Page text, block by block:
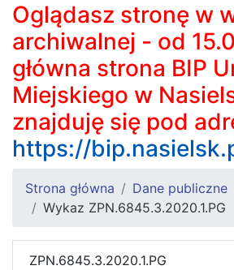
Oglądasz stronę w
archiwalnej - od
główna strona BIP
Miejskiego w
znajduję się pod
https://
Strona główna Dane publiczne
Wykaz ZPN.6845.3.2020.1.PG
ZPN.6845.3.2020.1.PG